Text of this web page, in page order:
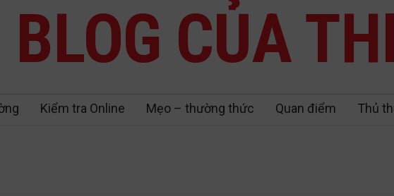
BLOG CỦA
Kiểm tra Online Mẹo – thường thức Quan điểm Thủ